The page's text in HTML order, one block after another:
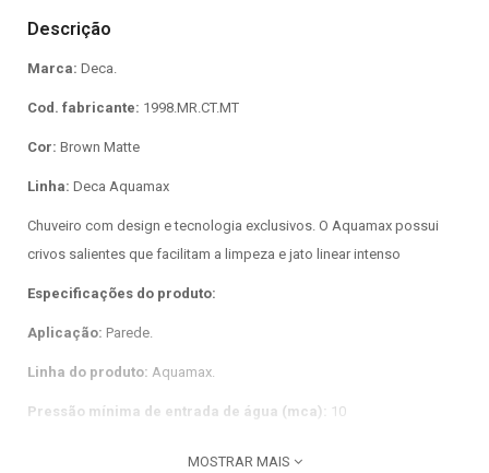
Descrição
Marca: Deca.
Cod. fabricante: 1998.MR.CT.MT
Cor: Brown Matte
Linha: Deca Aquamax
Chuveiro com design e tecnologia exclusivos. O Aquamax possui
crivos salientes que facilitam a limpeza e jato linear intenso
Especificações do produto:
Aplicação: Parede.
Linha do produto: Aquamax.
Pressão mínima de entrada de água (mca): 10
MOSTRAR MAIS